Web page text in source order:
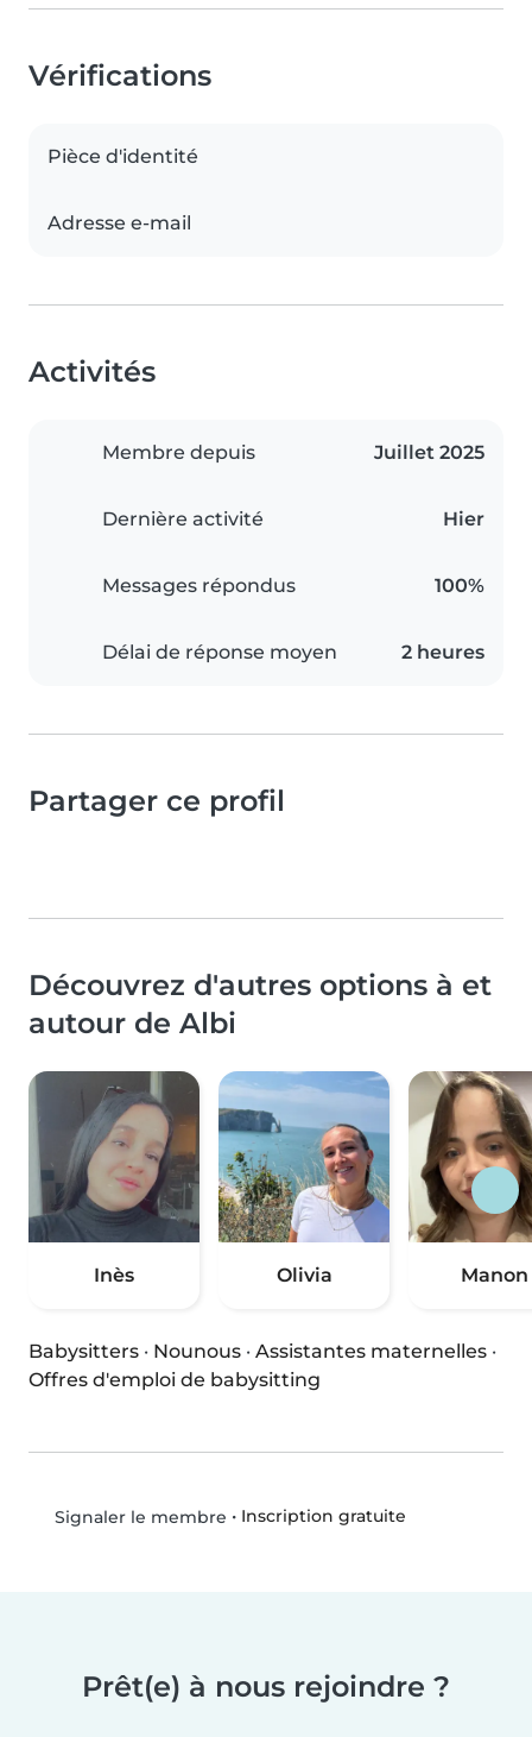
Vérifications
Pièce d'identité
Adresse e-mail
Activités
Membre depuis Juillet 2025
Dernière activité Hier
Messages répondus 100%
Délai de réponse moyen 2 heures
Partager ce profil
Découvrez d'autres options à et
autour de Albi
Inès Olivia Manon
Babysitters · Nounous · Assistantes maternelles ·
Offres d'emploi de babysitting
Signaler le membre • Inscription gratuite
Prêt(e) à nous rejoindre ?